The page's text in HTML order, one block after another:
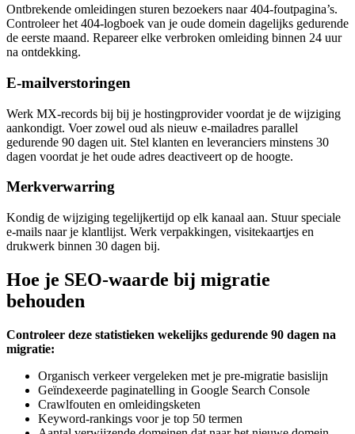
Ontbrekende omleidingen sturen bezoekers naar 404-foutpagina’s.
Controleer het 404-logboek van je oude domein dagelijks gedurende
de eerste maand. Repareer elke verbroken omleiding binnen 24 uur
na ontdekking.
E-mailverstoringen
Werk MX-records bij bij je hostingprovider voordat je de wijziging
aankondigt. Voer zowel oud als nieuw e-mailadres parallel
gedurende 90 dagen uit. Stel klanten en leveranciers minstens 30
dagen voordat je het oude adres deactiveert op de hoogte.
Merkverwarring
Kondig de wijziging tegelijkertijd op elk kanaal aan. Stuur speciale
e-mails naar je klantlijst. Werk verpakkingen, visitekaartjes en
drukwerk binnen 30 dagen bij.
Hoe je SEO-waarde bij migratie
behouden
Controleer deze statistieken wekelijks gedurende 90 dagen na
migratie:
Organisch verkeer vergeleken met je pre-migratie basislijn
Geïndexeerde paginatelling in Google Search Console
Crawlfouten en omleidingsketen
Keyword-rankings voor je top 50 termen